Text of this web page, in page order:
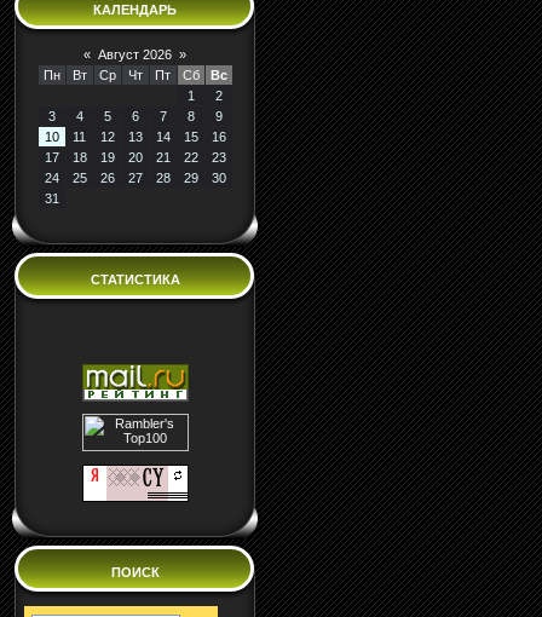
КАЛЕНДАРЬ
« Август 2026 »
Пн
Вт Ср Чт Пт Сб
Вс
1
2
3
4 5 6 7 8
9
10
11 12 13 14 15
16
17
18 19 20 21 22
23
24
25 26 27 28 29
30
31
СТАТИСТИКА
ПОИСК